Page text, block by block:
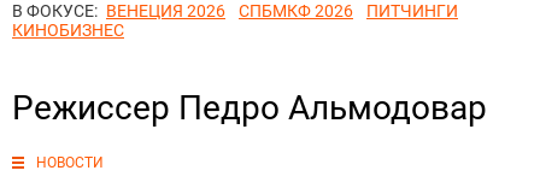
В ФОКУСЕ: ВЕНЕЦИЯ 2026 СПБМКФ 2026
ПИТЧИНГИ
КИНОБИЗНЕС
Режиссер Педро Альмодовар
НОВОСТИ